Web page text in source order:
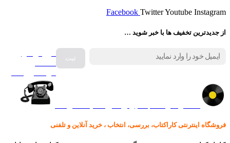
Facebook TwitterYoutube Instagram
از جدیدترین تخفیف ها با خبر شوید …
فروش انواع
فروشگاه اینترنتی کاراکتاب، بررسی، انتخاب ، خرید آنلاین و تلفنی